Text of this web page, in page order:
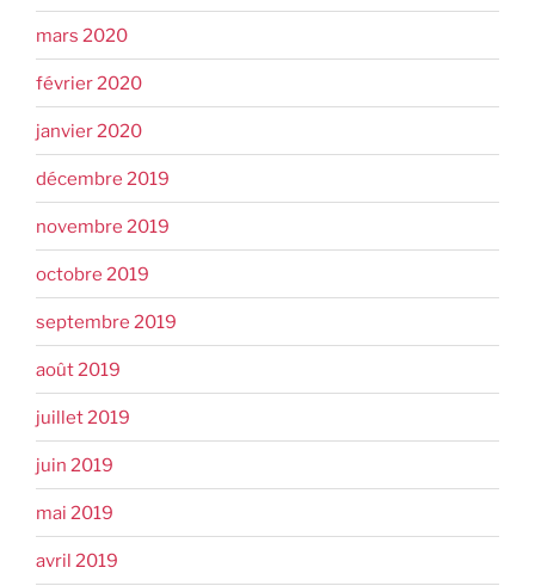
mars 2020
février 2020
janvier 2020
décembre 2019
novembre 2019
octobre 2019
septembre 2019
août 2019
juillet 2019
juin 2019
mai 2019
avril 2019